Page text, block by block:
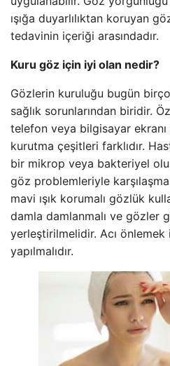
ışığa duyarlılıktan koruyan
tedavinin içeriği arasındadır.
Kuru göz için iyi olan nedir?
Gözlerin kuruluğu bugün
sağlık sorunlarından biridir.
telefon veya bilgisayar
kurutma çeşitleri farklıdır.
bir mikrop veya bakteriyel
göz problemleriyle
mavi ışık korumalı gözlük
damla damlanmalı ve gözler
yerleştirilmelidir. Acı önlemek
yapılmalıdır.